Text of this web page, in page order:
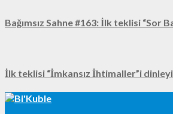
Bağımsız Sahne #163: İlk teklisi
İlk teklisi “İmkansız İhtimaller”i